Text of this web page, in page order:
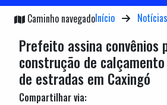
Caminho navegadoInício Notícias
Prefeito assina convênios
construção de
de estradas em Caxingó
Compartilhar via: